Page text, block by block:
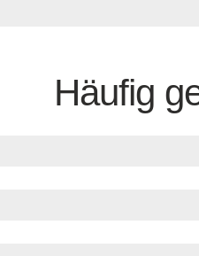
Häufig